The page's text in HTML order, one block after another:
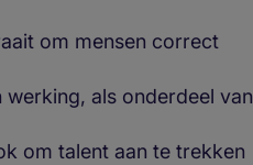
om mensen correct
als onderdeel van
om talent aan te trekken